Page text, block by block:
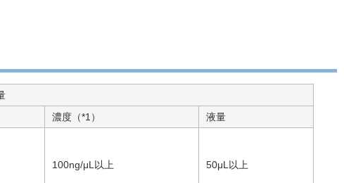
濃度（*1） 液量
100ng/μL以上
50μL以上